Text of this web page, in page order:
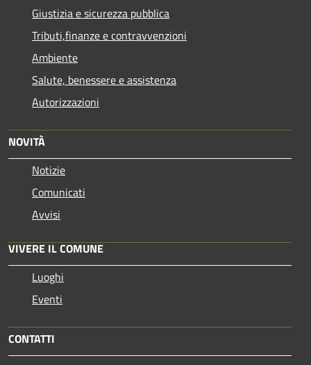
Giustizia e sicurezza pubblica
Tributi,finanze e contravvenzioni
Ambiente
Salute, benessere e assistenza
Autorizzazioni
NOVITÀ
Notizie
Comunicati
Avvisi
VIVERE IL COMUNE
Luoghi
Eventi
CONTATTI